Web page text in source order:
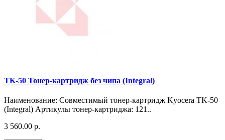
TK-50 Тонер-картридж без чипа (Integral)
Наименование: Совместимый тонер-картридж Kyocera TK-50
(Integral) Артикулы тонер-картриджа: 121..
3 560.00 р.